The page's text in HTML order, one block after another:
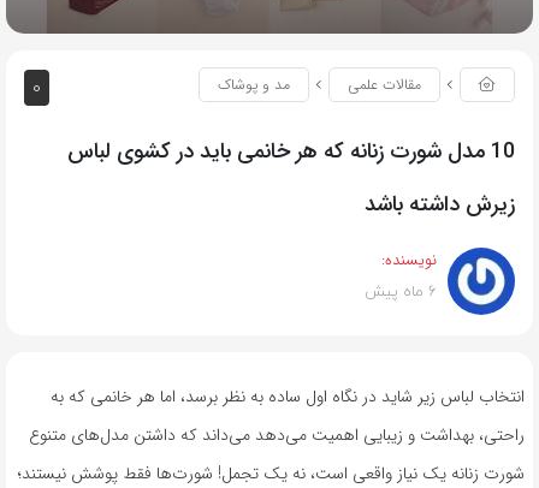
0 مقالات علمی مد و پوشاک
10 مدل شورت زنانه که هر خانمی باید در کشوی لباس
زیرش داشته باشد
نویسنده:
6 ماه پیش
انتخاب لباس زیر شاید در نگاه اول ساده به نظر برسد، اما هر خانمی که به
راحتی، بهداشت و زیبایی اهمیت می‌دهد می‌داند که داشتن مدل‌های متنوع
شورت زنانه یک نیاز واقعی است، نه یک تجمل! شورت‌ها فقط پوشش نیستند؛